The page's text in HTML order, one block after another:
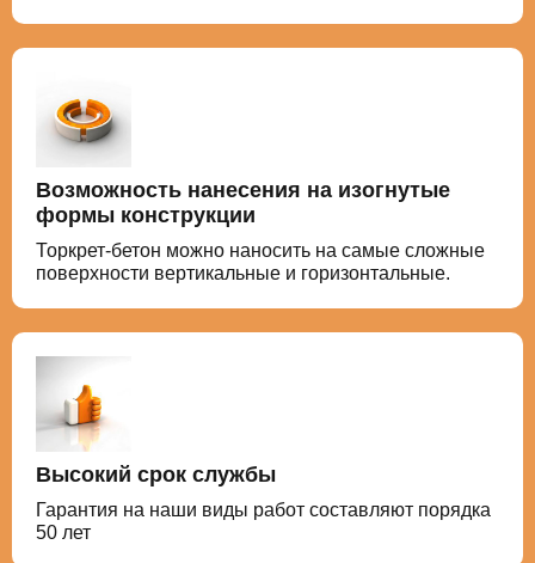
Возможность нанесения на изогнутые
формы конструкции
Торкрет-бетон можно наносить на самые сложные
поверхности вертикальные и горизонтальные.
Высокий срок службы
Гарантия на наши виды работ составляют порядка
50 лет